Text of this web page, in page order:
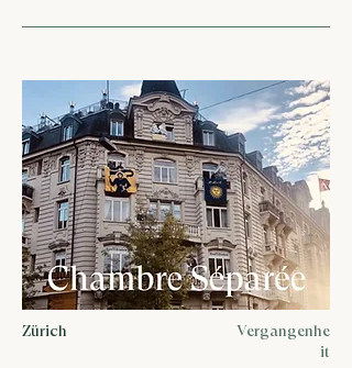
Zürich
Vergangenhe
it